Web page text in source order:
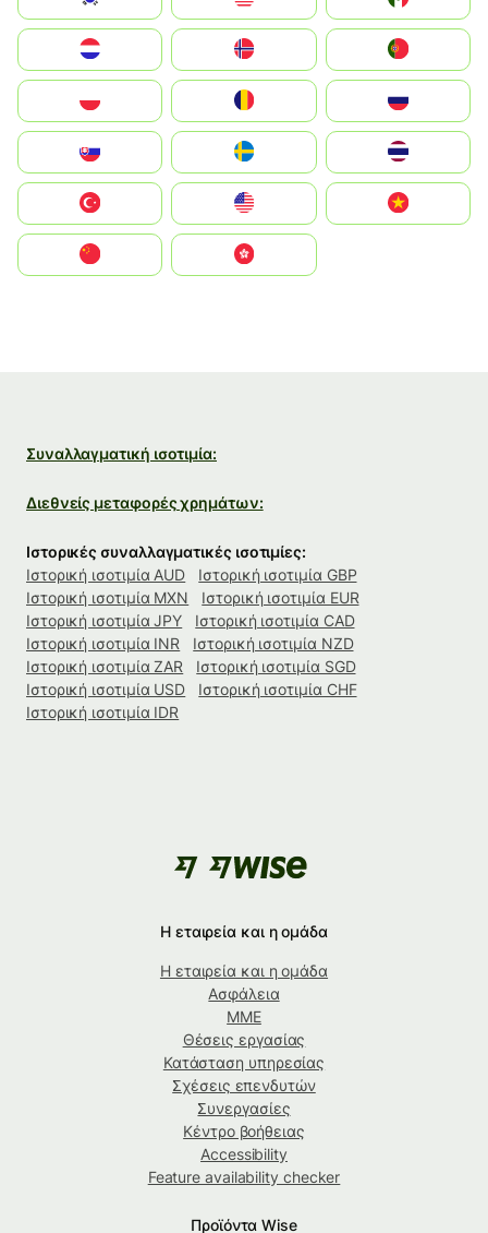
United States
中國香港特別行政區
Συναλλαγματική ισοτιμία:
Διεθνείς μεταφορές χρημάτων:
Ιστορικές συναλλαγματικές ισοτιμίες:
Ιστορική ισοτιμία AUD
Ιστορική ισοτιμία GBP
Ιστορική ισοτιμία MXN
Ιστορική ισοτιμία EUR
Ιστορική ισοτιμία JPY
Ιστορική ισοτιμία CAD
Ιστορική ισοτιμία INR
Ιστορική ισοτιμία NZD
Ιστορική ισοτιμία ZAR
Ιστορική ισοτιμία SGD
Ιστορική ισοτιμία USD
Ιστορική ισοτιμία CHF
Ιστορική ισοτιμία IDR
Η εταιρεία και η ομάδα
Η εταιρεία και η ομάδα
Ασφάλεια
ΜΜΕ
Θέσεις εργασίας
Κατάσταση υπηρεσίας
Σχέσεις επενδυτών
Συνεργασίες
Κέντρο βοήθειας
Accessibility
Feature availability checker
Προϊόντα Wise